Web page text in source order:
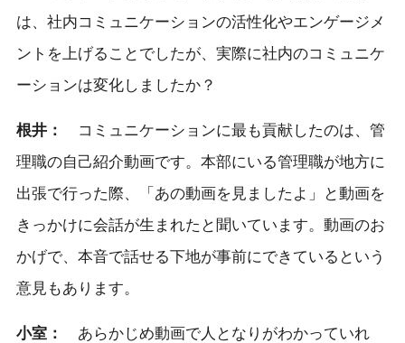
は、社内コミュニケーションの活性化やエンゲージメ
ントを上げることでしたが、実際に社内のコミュニケ
ーションは変化しましたか？
根井：
コミュニケーションに最も貢献したのは、管
理職の自己紹介動画です。本部にいる管理職が地方に
出張で行った際、「あの動画を見ましたよ」と動画を
きっかけに会話が生まれたと聞いています。動画のお
かげで、本音で話せる下地が事前にできているという
意見もあります。
小室： あらかじめ動画で人となりがわかっていれ